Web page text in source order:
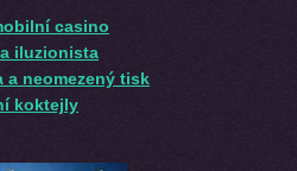
casino
iluzionista
a neomezený tisk
koktejly